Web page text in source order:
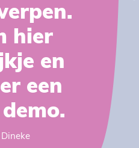
hier
en
een
Dineke